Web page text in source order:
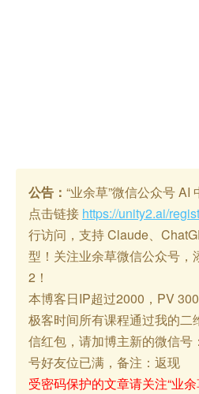
公告： “业余草”微信公众号 AI
点击链接 https://unity2.ai/
行访问，支持 Claude、
型！关注业余草微信公众号，
2！
本博客日IP超过2000，PV
极客时间所有课程通过我的二
信红包，请加博主新的微信号
号好友位已满，备注：返现
受密码保护的文章请关注“业